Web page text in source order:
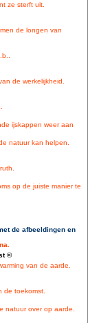
ze sterft uit.
de longen van
de werkelijkheid.
ijskappen weer aan
natuur kan helpen.
op de juiste manier te
de afbeeldingen en
©
van de aarde.
de toekomst.
natuur over op aarde.